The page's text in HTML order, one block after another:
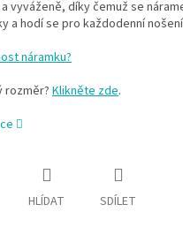
vyváženě, díky čemuž se
a hodí se pro každodenní
náramku?
rozměr? Klikněte zde.
HLÍDAT SDÍLET